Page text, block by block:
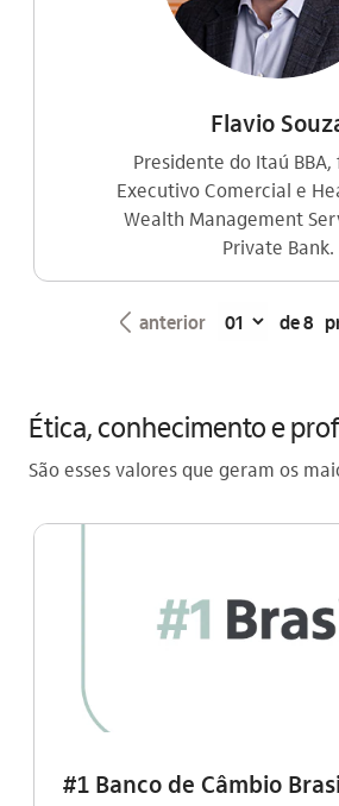
Flavio
Presidente do Itaú
Executivo Comercial e
Wealth Management
Private Bank.
seta_esquerda anterior de 8
Ética, conhecimento e
São esses valores que geram os
#1 Banco de Câmbio